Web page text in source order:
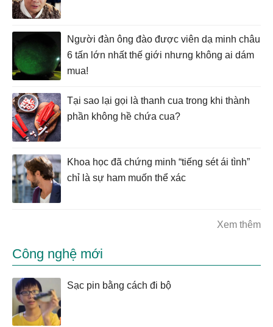
Người đàn ông đào được viên dạ minh châu
6 tấn lớn nhất thế giới nhưng không ai dám
mua!
Tại sao lại gọi là thanh cua trong khi thành
phần không hề chứa cua?
Khoa học đã chứng minh “tiếng sét ái tình”
chỉ là sự ham muốn thể xác
Xem thêm
Công nghệ mới
Sạc pin bằng cách đi bộ